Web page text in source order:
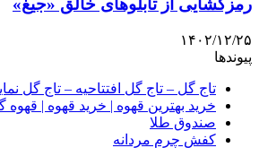
رمزگشایی از تابلوهای خالق «جیغ»
۱۴۰۲/۱۲/۲۵
پیوندها
تاج گل – تاج گل افتتاحیه – تاج گل
خرید بهترین قهوه | خرید قهوه | قهوه
صندوق طلا
کفش چرم مردانه